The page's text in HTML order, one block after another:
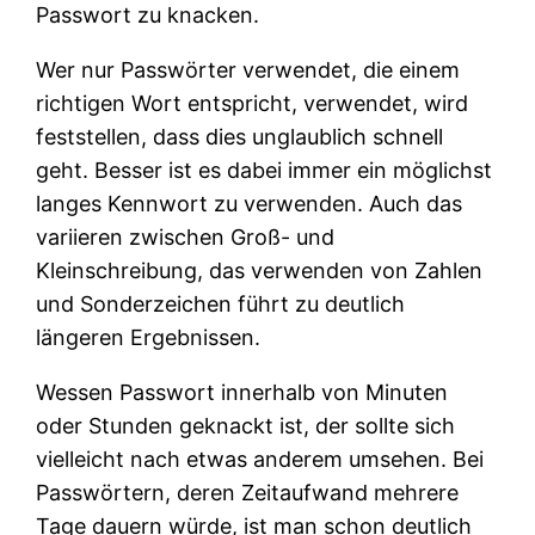
Passwort zu knacken.
Wer nur Passwörter verwendet, die einem
richtigen Wort entspricht, verwendet, wird
feststellen, dass dies unglaublich schnell
geht. Besser ist es dabei immer ein möglichst
langes Kennwort zu verwenden. Auch das
variieren zwischen Groß- und
Kleinschreibung, das verwenden von Zahlen
und Sonderzeichen führt zu deutlich
längeren Ergebnissen.
Wessen Passwort innerhalb von Minuten
oder Stunden geknackt ist, der sollte sich
vielleicht nach etwas anderem umsehen. Bei
Passwörtern, deren Zeitaufwand mehrere
Tage dauern würde, ist man schon deutlich